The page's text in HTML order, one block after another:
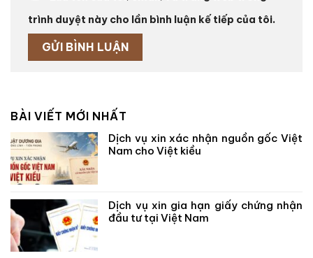
trình duyệt này cho lần bình luận kế tiếp của tôi.
BÀI VIẾT MỚI NHẤT
Dịch vụ xin xác nhận nguồn gốc Việt
Nam cho Việt kiều
Dịch vụ xin gia hạn giấy chứng nhận
đầu tư tại Việt Nam